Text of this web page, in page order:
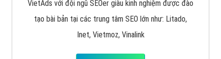
VietAds với đội ngũ SEOer giàu kinh nghiệm được đào
tạo bài bản tại các trung tâm SEO lớn như: Litado,
Inet, Vietmoz, Vinalink